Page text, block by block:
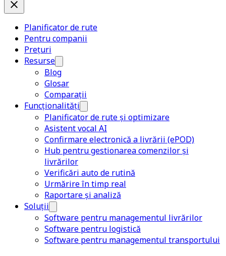
Planificator de rute
Pentru companii
Prețuri
Resurse
Blog
Glosar
Comparații
Funcționalități
Planificator de rute și optimizare
Asistent vocal AI
Confirmare electronică a livrării (ePOD)
Hub pentru gestionarea comenzilor și
livrărilor
Verificări auto de rutină
Urmărire în timp real
Raportare și analiză
Soluții
Software pentru managementul livrărilor
Software pentru logistică
Software pentru managementul transportului